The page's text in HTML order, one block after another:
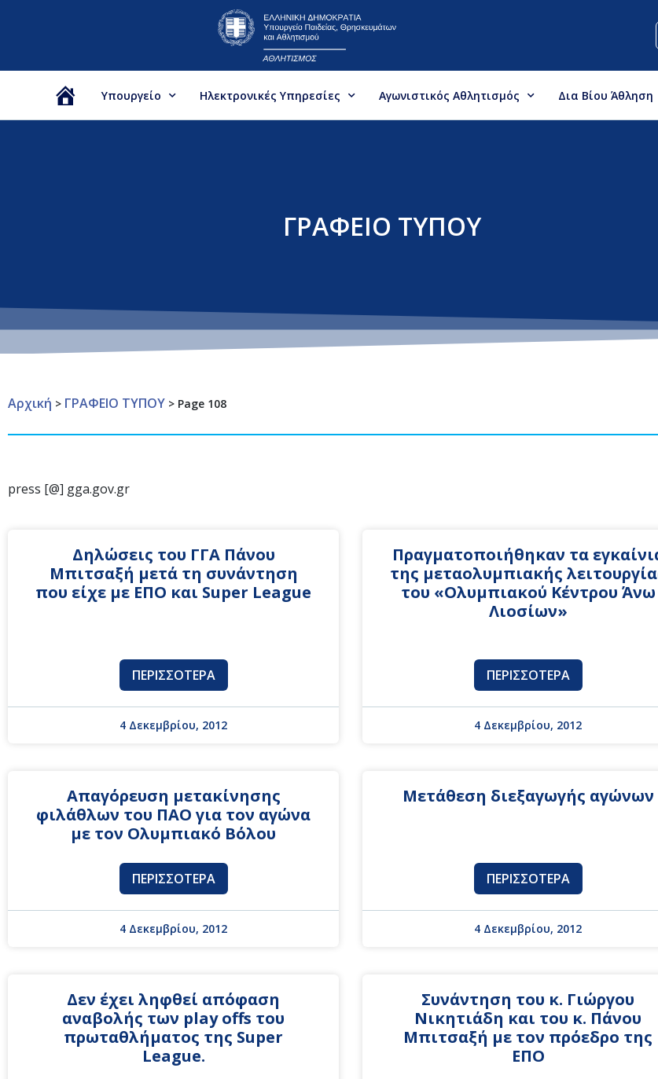
Αρχική
Υπουργείο Ηλεκτρονικές Υπηρεσίες Αγωνιστικός Αθλητισμός Δια Βίου Άθληση
ΓΡΑΦΕΙΟ ΤΥΠΟΥ
Αρχική > ΓΡΑΦΕΙΟ ΤΥΠΟΥ > Page 108
press [@] gga.gov.gr
Δηλώσεις του ΓΓΑ Πάνου
Μπιτσαξή μετά τη συνάντηση
που είχε με ΕΠΟ και Super League
ΠΕΡΙΣΣΌΤΕΡΑ
4 Δεκεμβρίου, 2012
Πραγματοποιήθηκαν τα
της μεταολυμπιακής
του «Ολυμπιακού Κέντρου Άνω
Λιοσίων»
ΠΕΡΙΣΣΌΤΕΡΑ
4 Δεκεμβρίου, 2012
Απαγόρευση μετακίνησης
φιλάθλων του ΠΑΟ για τον αγώνα
με τον Ολυμπιακό Βόλου
ΠΕΡΙΣΣΌΤΕΡΑ
4 Δεκεμβρίου, 2012
Mετάθεση διεξαγωγής αγώνων
ΠΕΡΙΣΣΌΤΕΡΑ
4 Δεκεμβρίου, 2012
Δεν έχει ληφθεί απόφαση
αναβολής των play offs του
πρωταθλήματος της Super
League.
Συνάντηση του κ. Γιώργου
Νικητιάδη και του κ. Πάνου
Μπιτσαξή με τον πρόεδρο της
ΕΠΟ